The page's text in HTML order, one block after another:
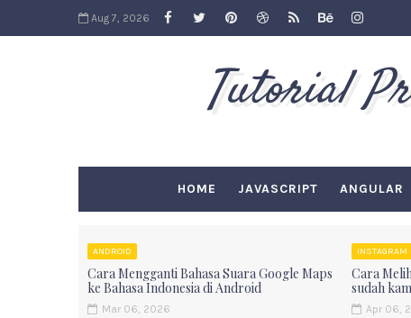
Aug 7, 2026
Tutorial
HOME JAVASCRIPT ANGULAR
ANDROID
Cara Mengganti Bahasa Suara Google Maps
ke Bahasa Indonesia di Android
Mar 06, 2026
INSTAGRAM
Cara
sudah
Apr 06,